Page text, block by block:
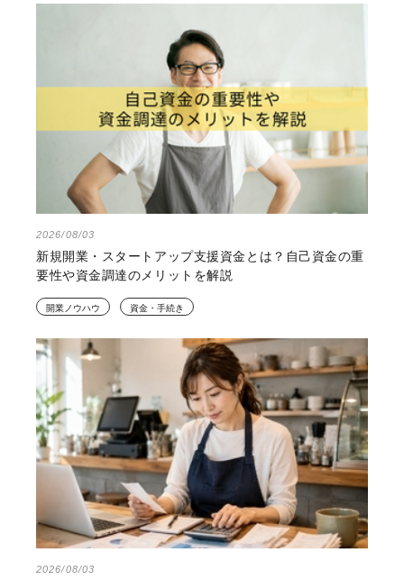
2026/08/03
新規開業・スタートアップ支援資金とは？自己資金の重
要性や資金調達のメリットを解説
開業ノウハウ 資金・手続き
2026/08/03